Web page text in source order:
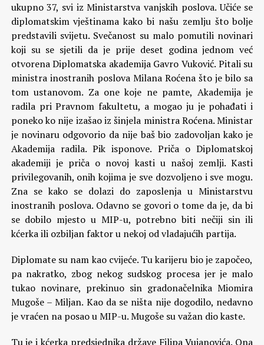
ukupno 37, svi iz Ministarstva vanjskih poslova. Učiće se
diplomatskim vještinama kako bi našu zemlju što bolje
predstavili svijetu. Svečanost su malo pomutili novinari
koji su se sjetili da je prije deset godina jednom već
otvorena Diplomatska akademija Gavro Vuković. Pitali su
ministra inostranih poslova Milana Roćena što je bilo sa
tom ustanovom. Za one koje ne pamte, Akademija je
radila pri Pravnom fakultetu, a mogao ju je pohađati i
poneko ko nije izašao iz šinjela ministra Roćena. Ministar
je novinaru odgovorio da nije baš bio zadovoljan kako je
Akademija radila. Pik isponove. Priča o Diplomatskoj
akademiji je priča o novoj kasti u našoj zemlji. Kasti
privilegovanih, onih kojima je sve dozvoljeno i sve mogu.
Zna se kako se dolazi do zaposlenja u Ministarstvu
inostranih poslova. Odavno se govori o tome da je, da bi
se dobilo mjesto u MIP-u, potrebno biti nečiji sin ili
kćerka ili ozbiljan faktor u nekoj od vladajućih partija.
Diplomate su nam kao cvijeće. Tu karijeru bio je započeo,
pa nakratko, zbog nekog sudskog procesa jer je malo
tukao novinare, prekinuo sin gradonačelnika Miomira
Mugoše – Miljan. Kao da se ništa nije dogodilo, nedavno
je vraćen na posao u MIP-u. Mugoše su važan dio kaste.
Tu je i kćerka predsjednika države Filipa Vujanovića. Ona